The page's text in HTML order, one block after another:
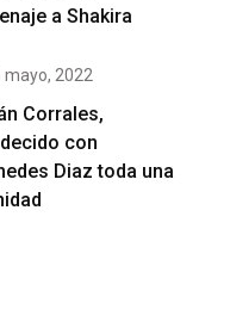
a Shakira
mayo, 2022
Corrales,
con
Diaz toda una